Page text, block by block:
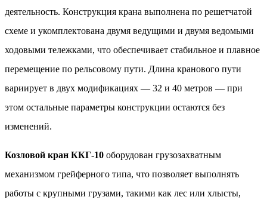
деятельность. Конструкция крана выполнена по решетчатой
схеме и укомплектована двумя ведущими и двумя ведомыми
ходовыми тележками, что обеспечивает стабильное и плавное
перемещение по рельсовому пути. Длина кранового пути
вариирует в двух модификациях — 32 и 40 метров — при
этом остальные параметры конструкции остаются без
изменений.
Козловой кран ККГ-10 оборудован грузозахватным
механизмом грейферного типа, что позволяет выполнять
работы с крупными грузами, такими как лес или хлысты,